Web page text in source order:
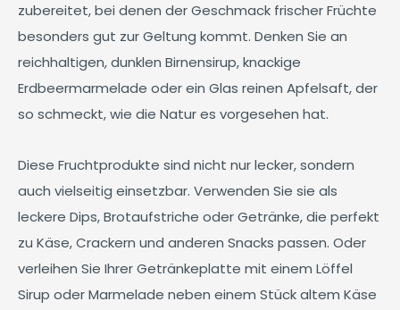
zubereitet, bei denen der Geschmack frischer Früchte
besonders gut zur Geltung kommt. Denken Sie an
reichhaltigen, dunklen Birnensirup, knackige
Erdbeermarmelade oder ein Glas reinen Apfelsaft, der
so schmeckt, wie die Natur es vorgesehen hat.
Diese Fruchtprodukte sind nicht nur lecker, sondern
auch vielseitig einsetzbar. Verwenden Sie sie als
leckere Dips, Brotaufstriche oder Getränke, die perfekt
zu Käse, Crackern und anderen Snacks passen. Oder
verleihen Sie Ihrer Getränkeplatte mit einem Löffel
Sirup oder Marmelade neben einem Stück altem Käse